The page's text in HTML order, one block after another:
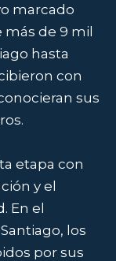
marcado
más de 9 mil
hasta
con
sus
etapa con
y el
En el
los
por sus